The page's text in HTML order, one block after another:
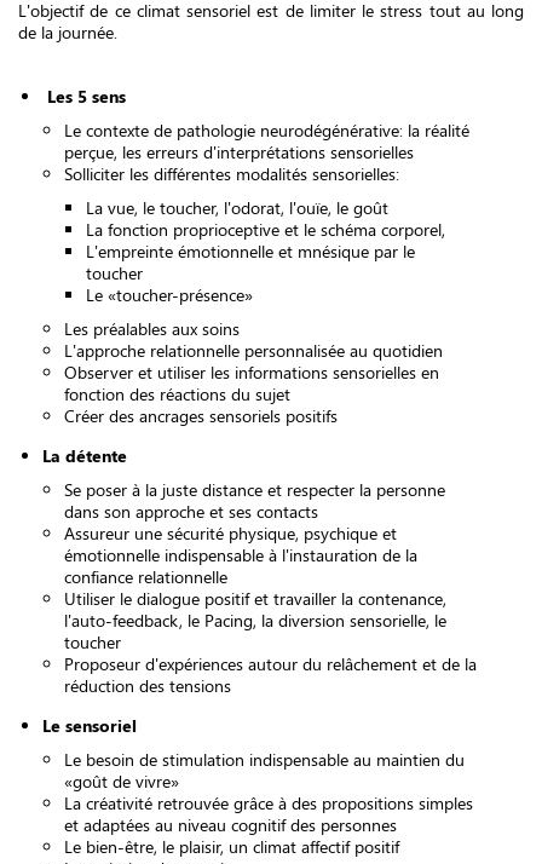
L'objectif de ce climat sensoriel est de limiter le stress tout au long
de la journée.
Les 5 sens
Le contexte de pathologie neurodégénérative: la réalité
perçue, les erreurs d'interprétations sensorielles
Solliciter les différentes modalités sensorielles:
La vue, le toucher, l'odorat, l'ouïe, le goût
La fonction proprioceptive et le schéma corporel,
L'empreinte émotionnelle et mnésique par le
toucher
Le «toucher-présence»
Les préalables aux soins
L'approche relationnelle personnalisée au quotidien
Observer et utiliser les informations sensorielles en
fonction des réactions du sujet
Créer des ancrages sensoriels positifs
La détente
Se poser à la juste distance et respecter la personne
dans son approche et ses contacts
Assureur une sécurité physique, psychique et
émotionnelle indispensable à l'instauration de la
confiance relationnelle
Utiliser le dialogue positif et travailler la contenance,
l'auto-feedback, le Pacing, la diversion sensorielle, le
toucher
Proposeur d'expériences autour du relâchement et de la
réduction des tensions
Le sensoriel
Le besoin de stimulation indispensable au maintien du
«goût de vivre»
La créativité retrouvée grâce à des propositions simples
et adaptées au niveau cognitif des personnes
Le bien-être, le plaisir, un climat affectif positif